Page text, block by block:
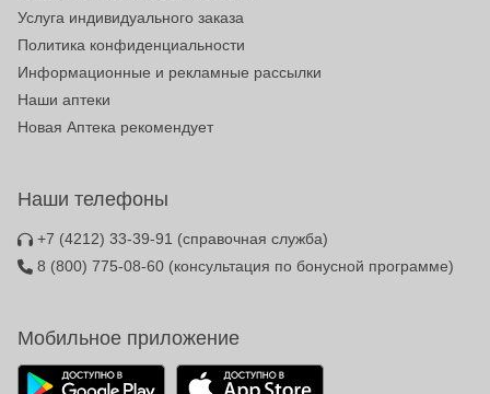
Услуга индивидуального заказа
Политика конфиденциальности
Информационные и рекламные рассылки
Наши аптеки
Новая Аптека рекомендует
Наши телефоны
+7 (4212) 33-39-91 (справочная служба)
8 (800) 775-08-60 (консультация по бонусной программе)
Мобильное приложение